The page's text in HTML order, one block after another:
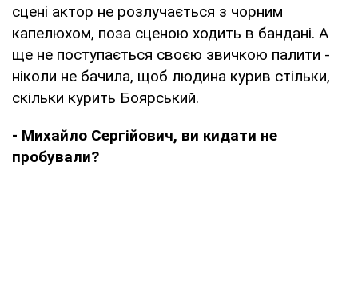
сцені актор не розлучається з чорним
капелюхом, поза сценою ходить в бандані. А
ще не поступається своєю звичкою палити -
ніколи не бачила, щоб людина курив стільки,
скільки курить Боярський.
- Михайло Сергійович, ви кидати не
пробували?